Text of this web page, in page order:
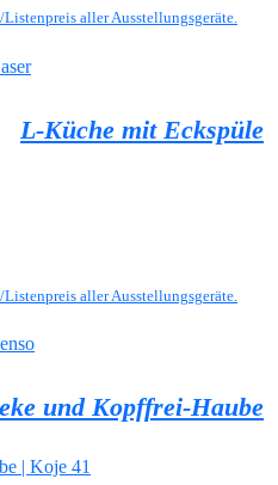
aller Ausstellungsgeräte.
L-Küche mit Eckspüle
aller Ausstellungsgeräte.
und Kopffrei-Haube
| Koje 41